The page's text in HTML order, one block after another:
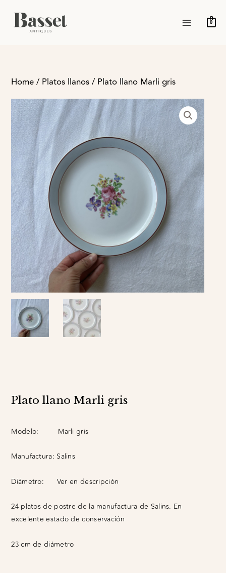
contenido
MENU
0
Home/ Platos llanos/ Plato llano Marli gris
Plato llano Marli gris
Modelo: Marli gris
Manufactura: Salins
Diámetro: Ver en descripción
24 platos de postre de la manufactura de Salins. En
excelente estado de conservación
23 cm de diámetro